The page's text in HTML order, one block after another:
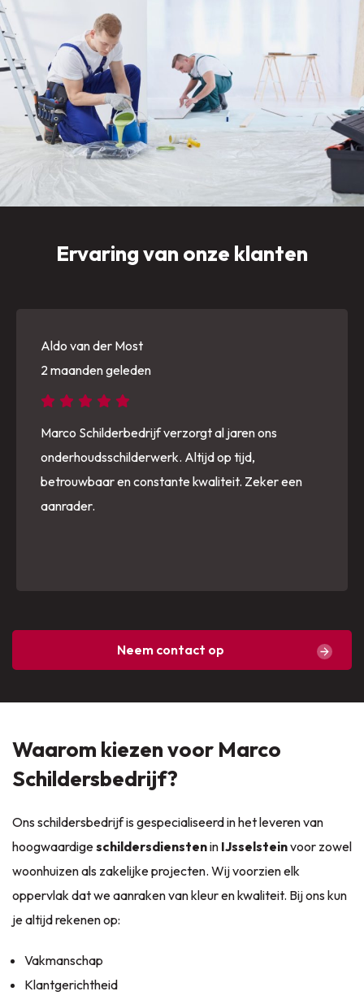
Ervaring van onze klanten
Aldo van der Most
2 maanden geleden
Marco Schilderbedrijf verzorgt al jaren ons
onderhoudsschilderwerk. Altijd op tijd,
betrouwbaar en constante kwaliteit. Zeker een
aanrader.
Neem contact op
Waarom kiezen voor Marco
Schildersbedrijf?
Ons schildersbedrijf is gespecialiseerd in het leveren van
hoogwaardigeschildersdienstenin IJsselsteinvoor zowel
woonhuizen als zakelijke projecten. Wij voorzien elk
oppervlak dat we aanraken van kleur en kwaliteit. Bij ons kun
je altijd rekenen op:
Vakmanschap
Klantgerichtheid